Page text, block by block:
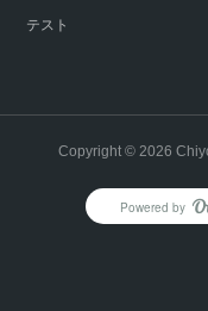
テスト
Copyright © 2026
Powered by